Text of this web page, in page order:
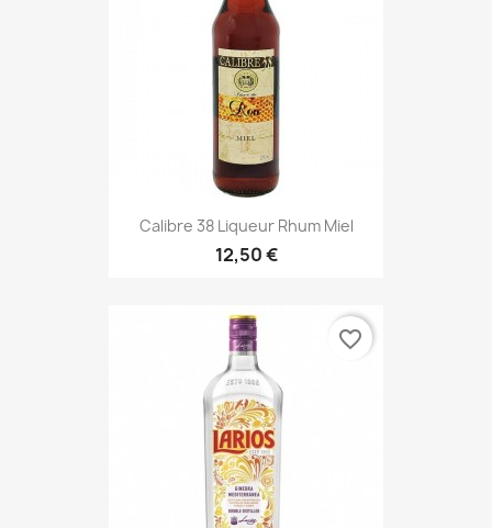
Calibre 38 Liqueur Rhum Miel
12,50 €
favorite_border